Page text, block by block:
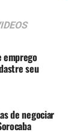
Uma publicação compartilhada por SorocabaniceS | Sorocaba (@sorocabanices)
emprego
seu
de negociar